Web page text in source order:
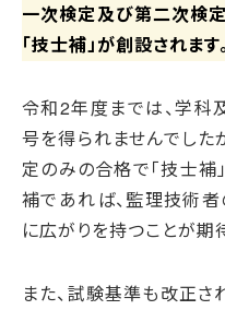
一次検定及び第二次検
「技士補」が創設されます。
令和2年度までは、学科
号を得られませんでした
定のみの合格で「技士補
補であれば、監理技術
に広がりを持つことが期
また、試験基準も改正